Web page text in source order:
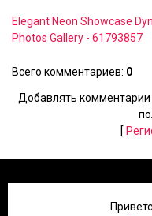
Elegant Neon Showcase
Photos Gallery - 61793857
Всего комментариев: 0
Добавлять комментарии
[